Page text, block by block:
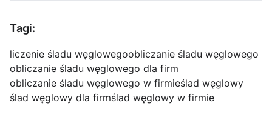
Tagi:
liczenie śladu węglowegoobliczanie śladu węglowego
obliczanie śladu węglowego dla firm
obliczanie śladu węglowego w firmieślad węglowy
ślad węglowy dla firmślad węglowy w firmie